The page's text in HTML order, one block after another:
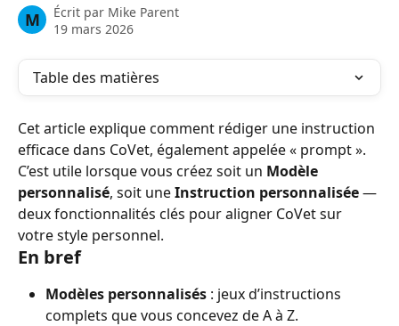
M Écrit par Mike Parent
19 mars 2026
Table des matières
Cet article explique comment rédiger une instruction
efficace dans CoVet, également appelée « prompt ».
C’est utile lorsque vous créez soit un Modèle
personnalisé, soit une Instruction personnalisée —
deux fonctionnalités clés pour aligner CoVet sur
votre style personnel.
En bref
Modèles personnalisés : jeux d’instructions
complets que vous concevez de A à Z.